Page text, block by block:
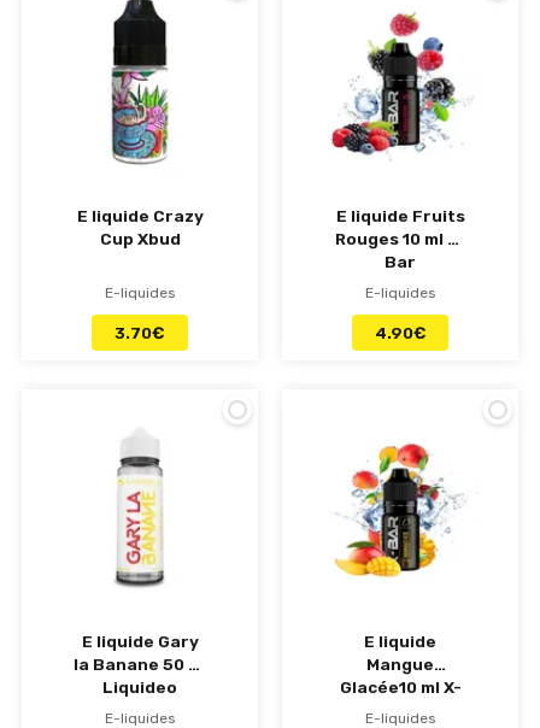
E liquide Crazy
Cup Xbud
E-liquides
3.70€
E liquide Fruits
Rouges 10 ml X-
Bar
E-liquides
4.90€
E liquide Gary
la Banane 50 ml
Liquideo
E-liquides
E liquide
Mangue
Glacée10 ml X-
Bar sel de
E-liquides